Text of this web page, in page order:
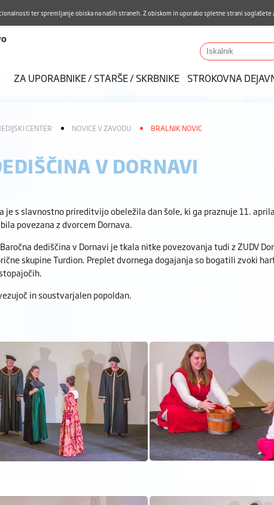
Aktualno Karierni razvoj Pohvale in pritožbe Dostava kosil
Iskalnik
ZA UPORABNIKE / STARŠE / SKRBNIKE STROKOVNA
CENTER NOVICE V ZAVODU BRALNIK NOVIC
V DORNAVI
je s slavnostno prireditvijo obeležila dan šole, ki ga praznuje 11.
povezana z dvorcem Dornava.
dediščina v Dornavi je tkala nitke povezovanja tudi z ZUDV
skupine Turdion. Preplet dvornega dogajanja so bogatili zvoki
in soustvarjalen popoldan.
ter spremljanje obiska na naših straneh. Z obiskom in uporabo spletne strani soglašete